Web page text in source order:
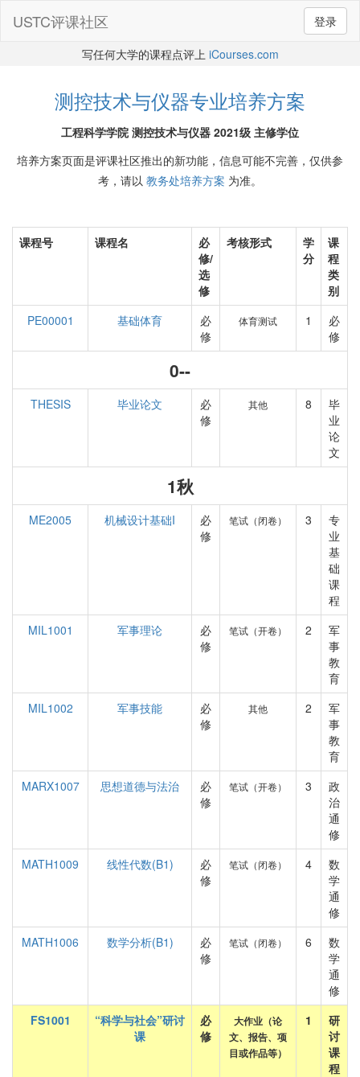
登录
USTC评课社区
写任何大学的课程点评上 iCourses.com
测控技术与仪器专业培养方案
工程科学学院 测控技术与仪器 2021级 主修学位
培养方案页面是评课社区推出的新功能，信息可能不完善，仅供参
考，请以 教务处培养方案 为准。
课程号 课程名
必
修/
选
修
考核形式
学
分
课
程
类
别
PE00001
基础体育
必
修
体育测试 1
必
修
0--
THESIS 毕业论文
必
修
其他 8
毕
业
论
文
1秋
ME2005 机械设计基础I
必
修
笔试（闭卷） 3
专
业
基
础
课
程
MIL1001
军事理论
必
修
笔试（开卷） 2
军
事
教
育
MIL1002
军事技能
必
修
其他 2
军
事
教
育
MARX1007
思想道德与法治
必
修
笔试（开卷） 3
政
治
通
修
MATH1009
线性代数(B1)
必
修
笔试（闭卷） 4
数
学
通
修
MATH1006
数学分析(B1)
必
修
笔试（闭卷） 6
数
学
通
修
FS1001
“科学与社会”研讨
课
必
修
大作业（论
文、报告、项
目或作品等）
1
研
讨
课
程